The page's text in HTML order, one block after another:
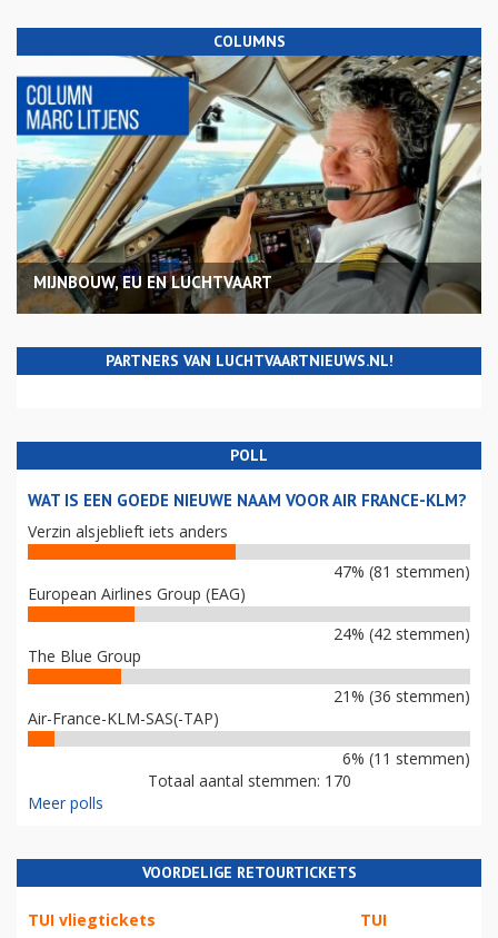
COLUMNS
MIJNBOUW, EU EN LUCHTVAART
PARTNERS VAN LUCHTVAARTNIEUWS.NL!
POLL
WAT IS EEN GOEDE NIEUWE NAAM VOOR AIR FRANCE-KLM?
Verzin alsjeblieft iets anders
47% (81 stemmen)
European Airlines Group (EAG)
24% (42 stemmen)
The Blue Group
21% (36 stemmen)
Air-France-KLM-SAS(-TAP)
6% (11 stemmen)
Totaal aantal stemmen: 170
Meer polls
VOORDELIGE RETOURTICKETS
TUI vliegtickets TUI